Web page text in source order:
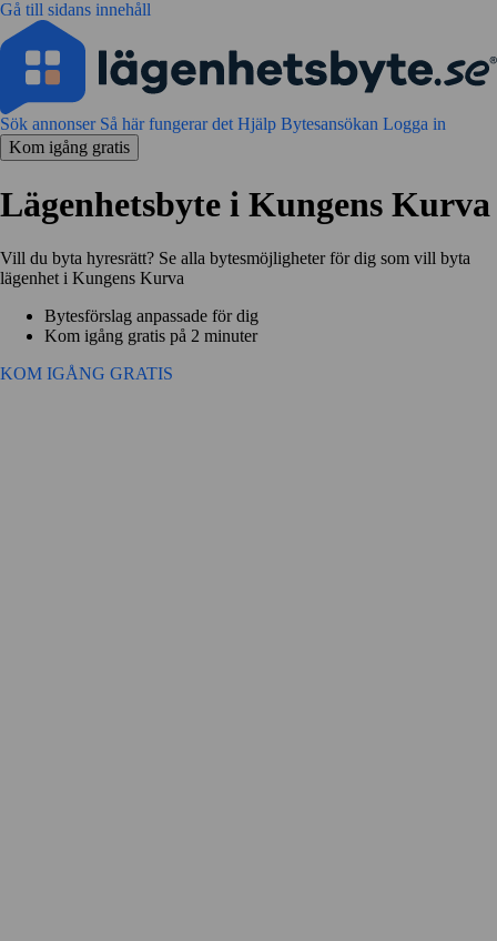
Gå till sidans innehåll
Sök annonser Så här fungerar det Hjälp Bytesansökan Logga in
Kom igång gratis
Lägenhetsbyte i Kungens Kurva
Vill du byta hyresrätt? Se alla bytesmöjligheter för dig som vill byta
lägenhet i Kungens Kurva
Bytesförslag anpassade för dig
Kom igång gratis på 2 minuter
KOM IGÅNG GRATIS